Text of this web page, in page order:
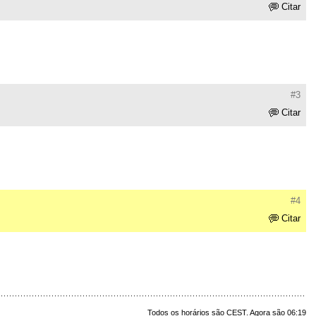
Citar
#3
Citar
#4
Citar
Todos os horários são CEST. Agora são 06:19